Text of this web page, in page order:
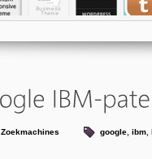
Zoekmachines google, ibm,